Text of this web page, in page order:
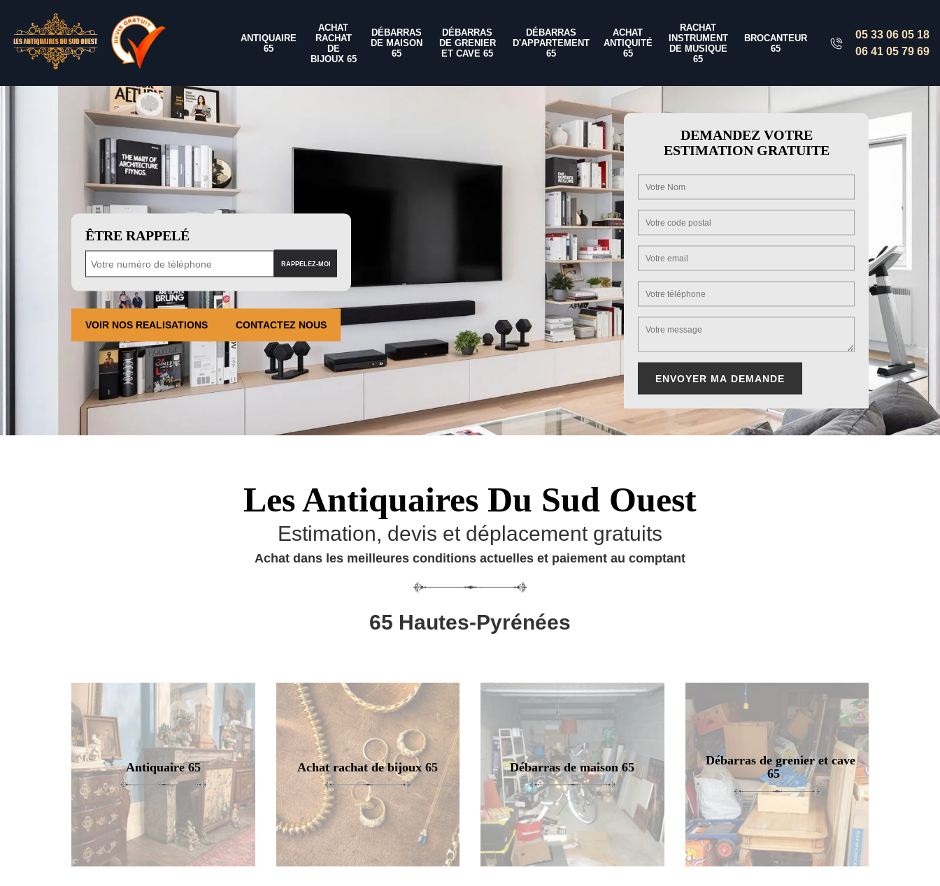
ANTIQUAIRE
65
ACHAT
RACHAT
DE
BIJOUX 65
DÉBARRAS
DE MAISON
65
DÉBARRAS
DE GRENIER
ET CAVE 65
DÉBARRAS
D'APPARTEMENT
65
ACHAT
ANTIQUITÉ
65
RACHAT
INSTRUMENT
DE MUSIQUE
65
BROCANTEUR
65
05 33 06 05 18
06 41 05 79 69
ÊTRE RAPPELÉ
VOIR NOS REALISATIONS CONTACTEZ NOUS
DEMANDEZ VOTRE
ESTIMATION GRATUITE
Les Antiquaires Du Sud Ouest
Estimation, devis et déplacement gratuits
Achat dans les meilleures conditions actuelles et paiement au comptant
65 Hautes-Pyrénées
Antiquaire 65 Achat rachat de bijoux 65 Débarras de maison 65
Débarras de grenier et cave
65